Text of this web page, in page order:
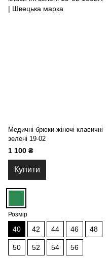
Медичні брюки жіночі класичні
зелені 19-02
1 100 ₴
Купити
Розмір
40 42 44 46 48
50 52 54 56